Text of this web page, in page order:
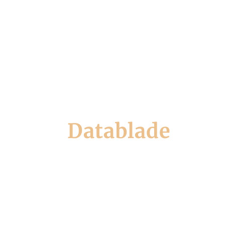
Datablade